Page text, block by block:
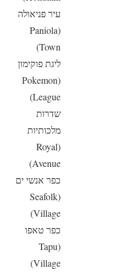
עיר פניאולה
(Paniola
Town)
ליגת פוקימון
(Pokemon
League)
שדרות
מלכותיות
(Royal
Avenue)
כפר אנשי ים
(Seafolk
Village)
כפר טאפו
(Tapu
Village)